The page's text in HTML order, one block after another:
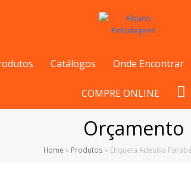
Catálogos Onde Encontrar
COMPRE ONLINE
Orçamento
Home » Produtos » Etiqueta Adesiva